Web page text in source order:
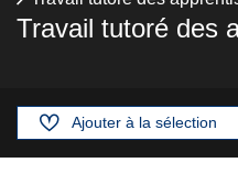
Travail tutoré des
Ajouter à la sélection